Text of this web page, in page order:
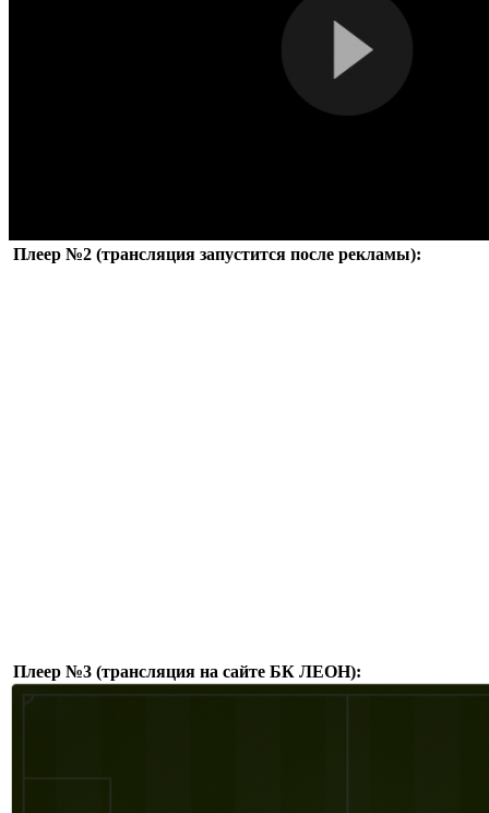
Плеер №2 (трансляция запустится после рекламы):
Плеер №3 (трансляция на сайте БК ЛЕОН):